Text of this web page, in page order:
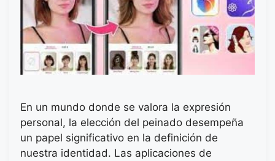
En un mundo donde se valora la expresión
personal, la elección del peinado desempeña
un papel significativo en la definición de
nuestra identidad. Las aplicaciones de